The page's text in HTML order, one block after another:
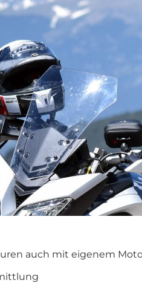
auch mit eigenem